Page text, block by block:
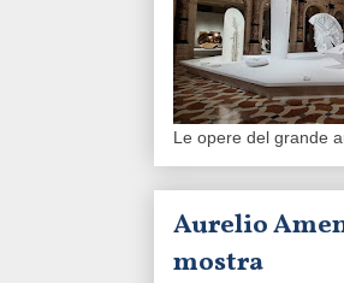
Le opere del grande
Aurelio
mostra